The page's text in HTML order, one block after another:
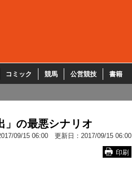
コミック 競馬 公営競技 書籍
」の最悪シナリオ
09/15 06:00 更新日： 2017/09/15 06:00
印刷